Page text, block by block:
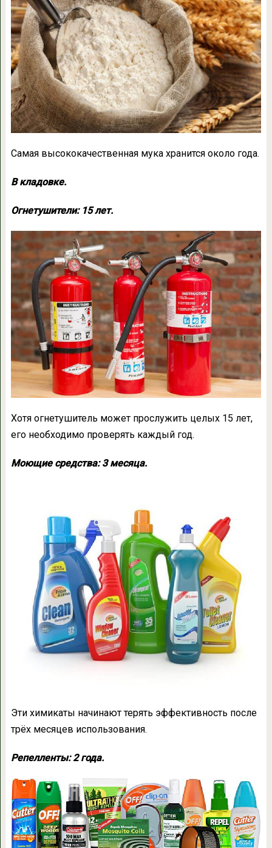
Самая высококачественная мука хранится около года.
В кладовке.
Огнетушители: 15 лет.
Хотя огнетушитель может прослужить целых 15 лет,
его необходимо проверять каждый год.
Моющие средства: 3 месяца.
Эти химикаты начинают терять эффективность после
трёх месяцев использования.
Репелленты: 2 года.